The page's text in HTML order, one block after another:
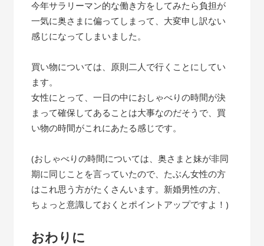
今年サラリーマン的な働き方をしてみたら負担が
一気に奥さまに偏ってしまって、大変申し訳ない
感じになってしまいました。
買い物については、原則二人で行くことにしてい
ます。
女性にとって、一日の中におしゃべりの時間が決
まって確保してあることは大事なのだそうで、買
い物の時間がこれにあたる感じです。
(おしゃべりの時間については、奥さまと妹が非同
期に同じことを言っていたので、たぶん女性の方
はこれ思う方がたくさんいます。新婚男性の方、
ちょっと意識しておくとポイントアップですよ！)
おわりに